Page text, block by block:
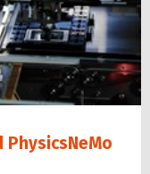
PhysicsNeMo